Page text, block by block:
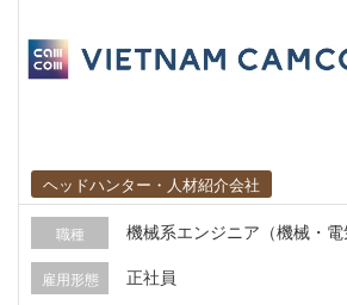
ヘッドハンター・人材紹介会社
職種 機械系エンジニア（機械・電
雇用形態 正社員